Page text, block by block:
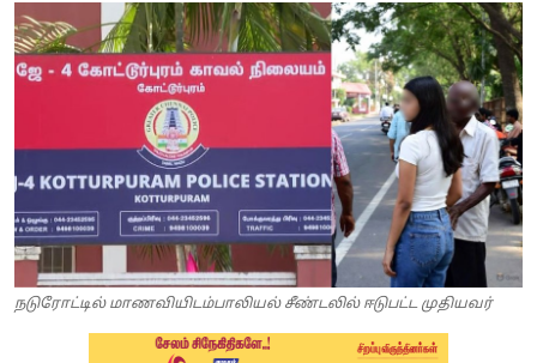
Politics
நடுரோட்டில் மாணவியிடம்பாலியல் சீண்டலில் ஈடுபட்ட முதியவர்